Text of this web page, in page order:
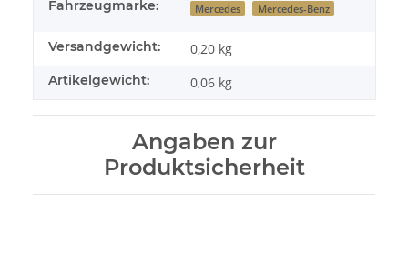
Fahrzeugmarke: Mercedes Mercedes-Benz
Versandgewicht: 0,20 kg
Artikelgewicht: 0,06 kg
Angaben zur
Produktsicherheit